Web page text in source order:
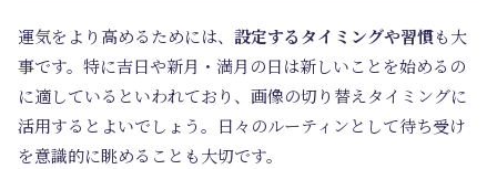
運気をより高めるためには、 設定するタイミングや習慣も大
事です。特に吉日や新月・満月の日は新しいことを始めるの
に適しているといわれており、画像の切り替えタイミングに
活用するとよいでしょう。日々のルーティンとして待ち受け
を意識的に眺めることも大切です。